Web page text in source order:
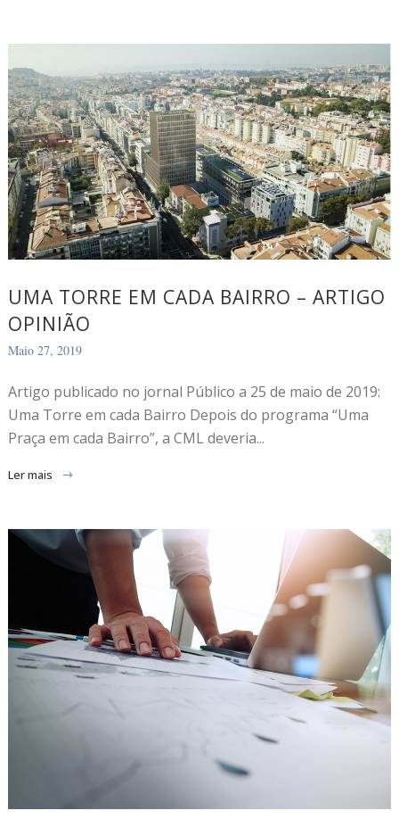
UMA TORRE EM CADA BAIRRO – ARTIGO
OPINIÃO
Maio 27, 2019
Artigo publicado no jornal Público a 25 de maio de 2019:
Uma Torre em cada Bairro Depois do programa “Uma
Praça em cada Bairro”, a CML deveria...
Ler mais